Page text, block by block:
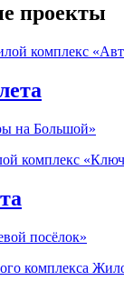
проекты
на Большой»
посёлок»